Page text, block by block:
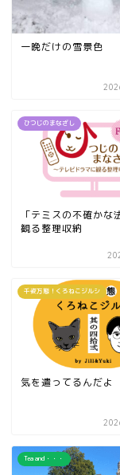
一晩だけの雪景色
ひつじのまなざし
「テミスの不確かな
観る整理収納
千姿万態！くろねこジルシ
気を遣ってるんだよ
Tea and・・・